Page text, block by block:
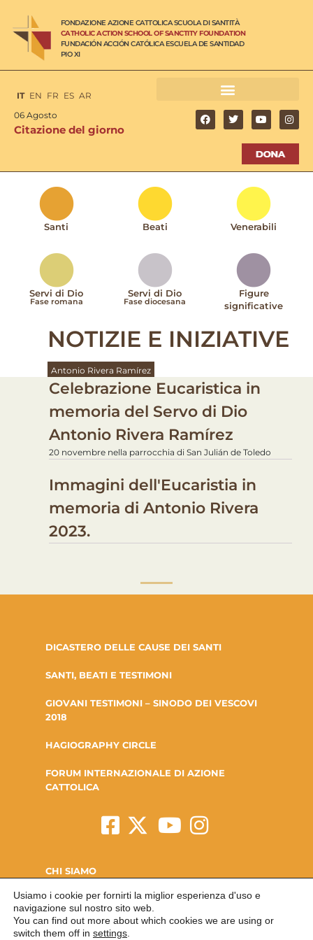
FONDAZIONE AZIONE CATTOLICA SCUOLA DI SANTITÀ
CATHOLIC ACTION SCHOOL OF SANCTITY FOUNDATION
FUNDACIÓN ACCIÓN CATÓLICA ESCUELA DE SANTIDAD
PIO XI
IT EN FR ES AR
06 Agosto
Citazione del giorno
Santi Beati Venerabili
Servi di Dio
Fase romana
Servi di Dio
Fase diocesana
Figure
significative
NOTIZIE E INIZIATIVE
Antonio Rivera Ramírez
Celebrazione Eucaristica in
memoria del Servo di Dio
Antonio Rivera Ramírez
20 novembre nella parrocchia di San Julián de Toledo
Immagini dell'Eucaristia in
memoria di Antonio Rivera
2023.
DICASTERO DELLE CAUSE DEI SANTI
SANTI, BEATI E TESTIMONI
GIOVANI TESTIMONI – SINODO DEI VESCOVI
2018
HAGIOGRAPHY CIRCLE
FORUM INTERNAZIONALE DI AZIONE
CATTOLICA
CHI SIAMO
LA FONDAZIONE
CONTATTI
Usiamo i cookie per fornirti la miglior esperienza d'uso e
navigazione sul nostro sito web.
You can find out more about which cookies we are using or
switch them off in settings